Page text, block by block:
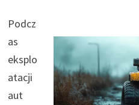
Podcz
as
eksplo
atacji
aut